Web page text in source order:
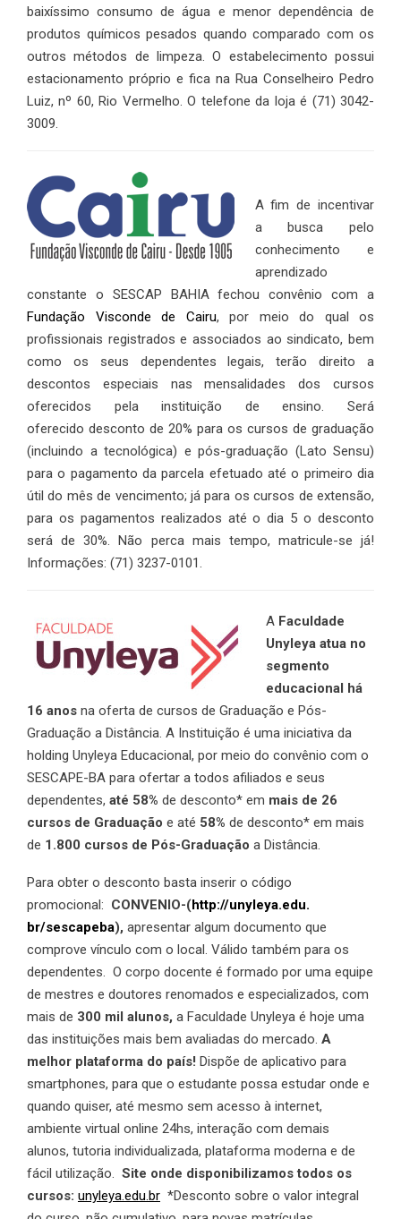
baixíssimo consumo de água e menor dependência de
produtos químicos pesados quando comparado com os
outros métodos de limpeza. O estabelecimento possui
estacionamento próprio e fica na Rua Conselheiro Pedro
Luiz, nº 60, Rio Vermelho. O telefone da loja é (71) 3042-
3009.
A fim de incentivar
a busca pelo
conhecimento e
aprendizado
constante o SESCAP BAHIA fechou convênio com a
Fundação Visconde de Cairu, por meio do qual os
profissionais registrados e associados ao sindicato, bem
como os seus dependentes legais, terão direito a
descontos especiais nas mensalidades dos cursos
oferecidos pela instituição de ensino. Será
oferecido desconto de 20% para os cursos de graduação
(incluindo a tecnológica) e pós-graduação (Lato Sensu)
para o pagamento da parcela efetuado até o primeiro dia
útil do mês de vencimento; já para os cursos de extensão,
para os pagamentos realizados até o dia 5 o desconto
será de 30%. Não perca mais tempo, matricule-se já!
Informações: (71) 3237-0101.
A Faculdade
Unyleya atua no
segmento
educacional há
16 anos na oferta de cursos de Graduação e Pós-
Graduação a Distância. A Instituição é uma iniciativa da
holding Unyleya Educacional, por meio do convênio com o
SESCAPE-BA para ofertar a todos afiliados e seus
dependentes, até 58% de desconto* em mais de 26
cursos de Graduação e até 58% de desconto* em mais
de 1.800 cursos de Pós-Graduação a Distância.
Para obter o desconto basta inserir o código
promocional: CONVENIO-(http://unyleya.edu.
br/sescapeba), apresentar algum documento que
comprove vínculo com o local. Válido também para os
dependentes. O corpo docente é formado por uma equipe
de mestres e doutores renomados e especializados, com
mais de 300 mil alunos, a Faculdade Unyleya é hoje uma
das instituições mais bem avaliadas do mercado. A
melhor plataforma do país! Dispõe de aplicativo para
smartphones, para que o estudante possa estudar onde e
quando quiser, até mesmo sem acesso à internet,
ambiente virtual online 24hs, interação com demais
alunos, tutoria individualizada, plataforma moderna e de
fácil utilização. Site onde disponibilizamos todos os
cursos: unyleya.edu.br *Desconto sobre o valor integral